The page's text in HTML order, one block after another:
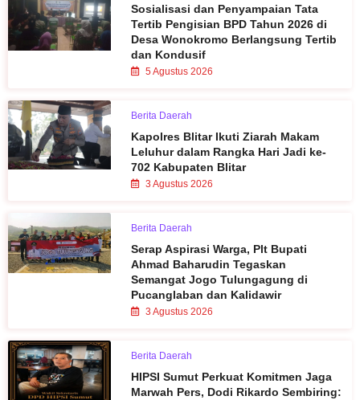
Sosialisasi dan Penyampaian Tata
Tertib Pengisian BPD Tahun 2026 di
Desa Wonokromo Berlangsung Tertib
dan Kondusif
5 Agustus 2026
Berita Daerah
Kapolres Blitar Ikuti Ziarah Makam
Leluhur dalam Rangka Hari Jadi ke-
702 Kabupaten Blitar
3 Agustus 2026
Berita Daerah
Serap Aspirasi Warga, Plt Bupati
Ahmad Baharudin Tegaskan
Semangat Jogo Tulungagung di
Pucanglaban dan Kalidawir
3 Agustus 2026
Berita Daerah
HIPSI Sumut Perkuat Komitmen Jaga
Marwah Pers, Dodi Rikardo Sembiring: